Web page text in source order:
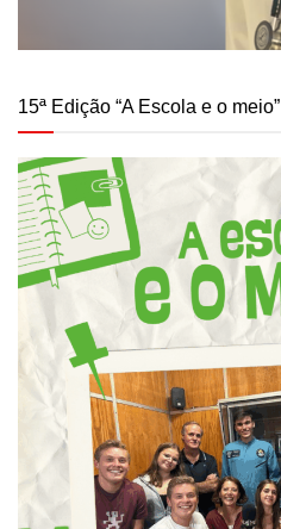
15ª Edição “A Escola e o meio”